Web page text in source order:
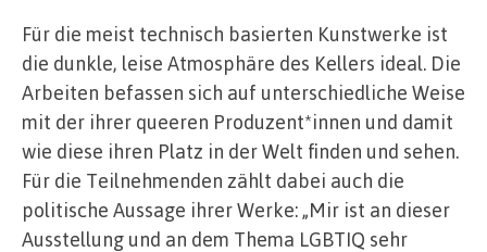
Für die meist technisch basierten Kunstwerke ist
die dunkle, leise Atmosphäre des Kellers ideal. Die
Arbeiten befassen sich auf unterschiedliche Weise
mit der ihrer queeren Produzent*innen und damit
wie diese ihren Platz in der Welt finden und sehen.
Für die Teilnehmenden zählt dabei auch die
politische Aussage ihrer Werke: „Mir ist an dieser
Ausstellung und an dem Thema LGBTIQ sehr